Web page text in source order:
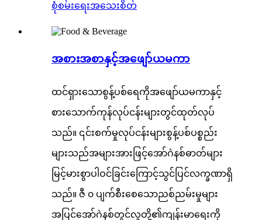
စုံစမ်းရေးအသေးစိတ်
အစားအစာနှင့်အဖျော်ယမကာ
ထင်ရှားသောစွန့်ပစ်ရေကိုအဖျော်ယမကာနှင့်
စားသောက်ကုန်လုပ်ငန်းများတွင်ထုတ်လုပ်
သည်။ ၎င်းစက်မှုလုပ်ငန်းများစွန့်ပစ်ပစ္စည်း
များသည်အများအားဖြင့်အော်ဂဲနစ်ဓာတ်များ
မြင့်မားစွာပါဝင်ခြင်းကြောင့်သွင်ပြင်လက္ခဏာရှိ
သည်။ ဇီ ၀ ပျက်စီးစေသောညစ်ညမ်းမှုများ
အပြင်အော်ဂဲနစ်တွင်လူတို့၏ကျန်းမာရေးကို